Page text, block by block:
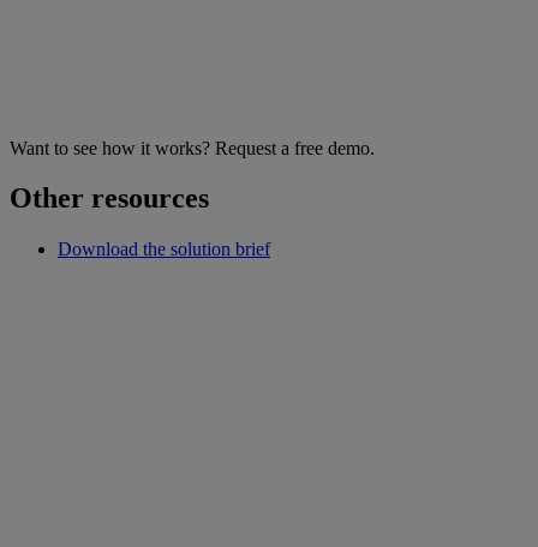
Want to see how it works? Request a free demo.
Other resources
Download the solution brief